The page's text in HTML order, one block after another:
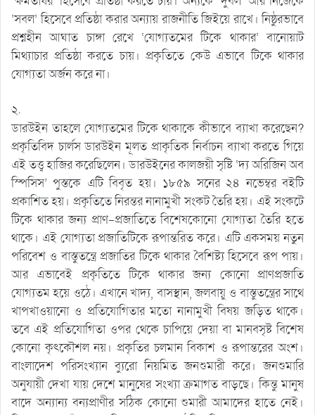
‘সবল’ হিসেবে প্রতিষ্ঠা করার অন্যায় রাজনীতি জিইয়ে রাখে। নিষ্ঠুরভাবে
প্রশ্নহীন আঘাত চাঙ্গা রেখে ‘যোগ্যতমের টিকে থাকার’ বানোয়াট
মিথ্যাচার প্রতিষ্ঠা করতে চায়। প্রকৃতিতে কেউ এভাবে টিকে থাকার
যোগ্যতা অর্জন করে না।
২.
ডারউইন তাহলে যোগ্যতমের টিকে থাকাকে কীভাবে ব্যাখা করেছেন?
প্রকৃতিবিদ চার্লস ডারউইন মূলত প্রাকৃতিক নির্বাচন ব্যাখা করতে গিয়ে
এই তত্ত্ব হাজির করেছিলেন। ডারউইনের কালজয়ী সৃষ্টি ‘দ্য অরিজিন অব
স্পিসিস’ পুস্তকে এটি বিবৃত হয়। ১৮৫৯ সনের ২৪ নভেম্বর বইটি
প্রকাশিত হয়। প্রকৃতিতে নিরন্তর নানামুখী সংকট তৈরি হয়। এই সংকটে
টিকে থাকার জন্য প্রাণ-প্রজাতিতে বিশেষকোনো যোগ্যতা তৈরি হতে
থাকে। এই যোগ্যতা প্রজাতিটিকে রূপান্তরিত করে। এটি একসময় নতুন
পরিবেশ ও বাস্তুতন্ত্রে প্রজাতির টিকে থাকার বৈশিষ্ট্য হিসেবে রূপ পায়।
আর এভাবেই প্রকৃতিতে টিকে থাকার জন্য কোনো প্রাণপ্রজাতি
যোগ্যতম হয়ে ওঠে। এখানে খাদ্য, বাসস্থান, জলবায়ু ও বাস্তুতন্ত্রের সাথে
খাপখাওয়ানো ও প্রতিযোগিতার মতো নানামুখী বিষয় জড়িত থাকে।
তবে এই প্রতিযোগিতা ওপর থেকে চাপিয়ে দেয়া বা মানবসৃষ্ট বিশেষ
কোনো কৃৎকৌশল নয়। প্রকৃতির চলমান বিকাশ ও রূপান্তরের অংশ।
বাংলাদেশ পরিসংখ্যান ব্যুরো নিয়মিত জনশুমারী করে। জনশুমারি
অনুযায়ী দেখা যায় দেশে মানুষের সংখ্যা ক্রমাগত বাড়ছে। কিন্তু মানুষ
বাদে অন্যান্য বন্যপ্রাণীর সঠিক কোনো শুমারী আমাদের হাতে নেই।